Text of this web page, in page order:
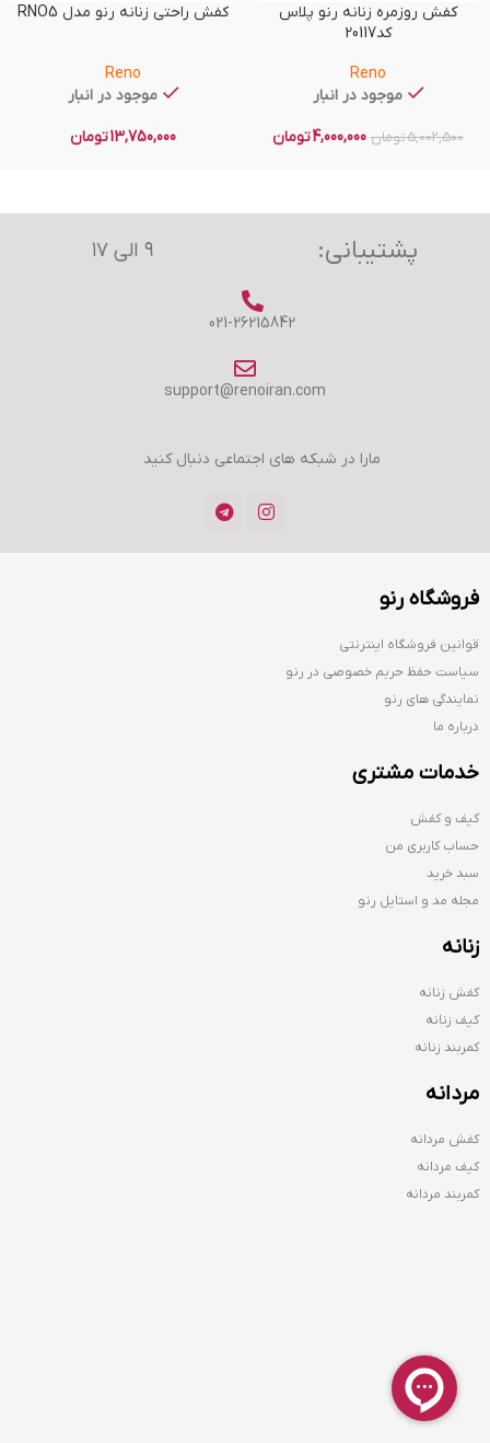
کفش روزمره زنانه رنو پلاس
کد20117
Reno
موجود در انبار
5,002,500تومان 4,000,000تومان
کفش راحتی زنانه رنو مدل RNO5
Reno
موجود در انبار
13,750,000تومان
پشتیبانی: ۹ الی ۱۷
021-26215842
support@renoiran.com
مارا در شبکه های اجتماعی دنبال کنید
فروشگاه رنو
قوانین فروشگاه اینترنتی
سیاست حفظ حریم خصوصی در رنو
نمایندگی های رنو
درباره ما
خدمات مشتری
کیف و کفش
حساب کاربری من
سبد خرید
مجله مد و استایل رنو
زنانه
کفش زنانه
کیف زنانه
کمربند زنانه
مردانه
کفش مردانه
کیف مردانه
کمربند مردانه